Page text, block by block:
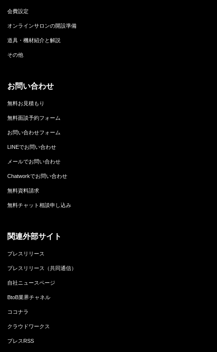
会費設定
オンラインサロンの開設準備
道具・機材紹介と解説
その他
お問い合わせ
無料お見積もり
無料面談予約フォーム
お問い合わせフォーム
LINEでお問い合わせ
メールでお問い合わせ
Chatworkでお問い合わせ
無料資料請求
無料チャット相談申し込み
関連外部サイト
プレスリリース
プレスリリース（共同通信）
自社ニュースページ
BtoB業界チャネル
ココナラ
クラウドワークス
プレスRSS